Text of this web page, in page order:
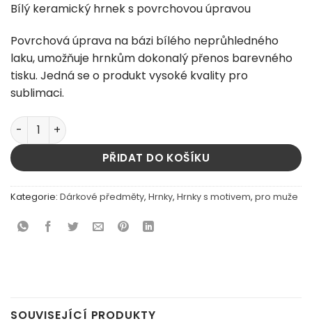
Bílý keramický hrnek s povrchovou úpravou
Povrchová úprava na bázi bílého neprůhledného
laku, umožňuje hrnkům dokonalý přenos barevného
tisku. Jedná se o produkt vysoké kvality pro
sublimaci.
hrnek - nejlepší svědek na světě množství
PŘIDAT DO KOŠÍKU
Kategorie: Dárkové předměty, Hrnky, Hrnky s motivem, pro muže
SOUVISEJÍCÍ PRODUKTY